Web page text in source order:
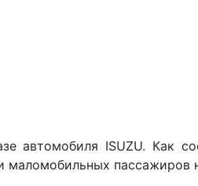
автомобиля ISUZU. Как
маломобильных пассажиров